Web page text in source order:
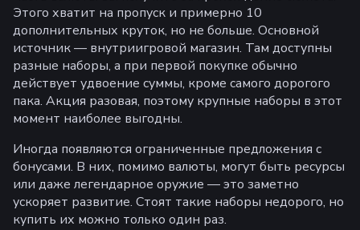
Этого хватит на пропуск и примерно 10
дополнительных круток, но не больше. Основной
источник — внутриигровой магазин. Там доступны
разные наборы, а при первой покупке обычно
действует удвоение суммы, кроме самого дорогого
пака. Акция разовая, поэтому крупные наборы в этот
момент наиболее выгодны.
Иногда появляются ограниченные предложения с
бонусами. В них, помимо валюты, могут быть ресурсы
или даже легендарное оружие — это заметно
ускоряет развитие. Стоят такие наборы недорого, но
купить их можно только один раз.